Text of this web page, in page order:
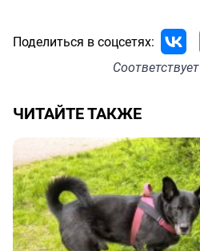
Поделиться в соцсетях:
Соответствует
ЧИТАЙТЕ ТАКЖЕ